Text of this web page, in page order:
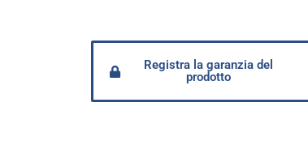
Registra la garanzia del
prodotto